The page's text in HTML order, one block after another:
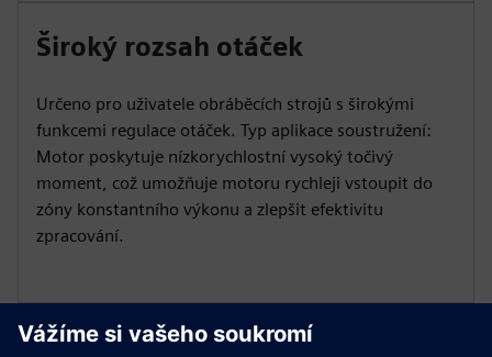
Široký rozsah otáček
Určeno pro uživatele obráběcích strojů s širokými
funkcemi regulace otáček. Typ aplikace soustružení:
Motor poskytuje nízkorychlostní vysoký točivý
moment, což umožňuje motoru rychleji vstoupit do
zóny konstantního výkonu a zlepšit efektivitu
zpracování.
Adaptabilita globální certifikace